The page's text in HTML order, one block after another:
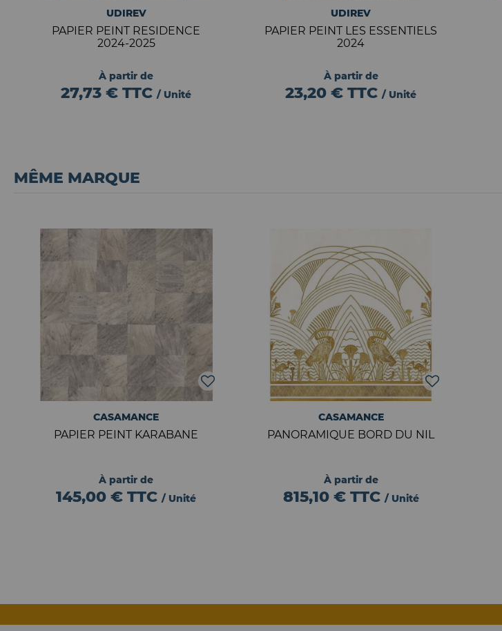
UDIREV
PAPIER PEINT RESIDENCE
2024-2025
À partir de
27,73 €TTC / Unité
UDIREV
PAPIER PEINT LES ESSENTIELS
2024
À partir de
23,20 €TTC / Unité
MÊME MARQUE
CASAMANCE
PAPIER PEINT KARABANE
À partir de
145,00 €TTC / Unité
CASAMANCE
PANORAMIQUE BORD DU NIL
À partir de
815,10 € TTC / Unité